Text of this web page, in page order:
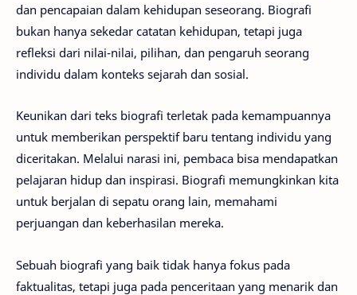
dan pencapaian dalam kehidupan seseorang. Biografi
bukan hanya sekedar catatan kehidupan, tetapi juga
refleksi dari nilai-nilai, pilihan, dan pengaruh seorang
individu dalam konteks sejarah dan sosial.
Keunikan dari teks biografi terletak pada kemampuannya
untuk memberikan perspektif baru tentang individu yang
diceritakan. Melalui narasi ini, pembaca bisa mendapatkan
pelajaran hidup dan inspirasi. Biografi memungkinkan kita
untuk berjalan di sepatu orang lain, memahami
perjuangan dan keberhasilan mereka.
Sebuah biografi yang baik tidak hanya fokus pada
faktualitas, tetapi juga pada penceritaan yang menarik dan